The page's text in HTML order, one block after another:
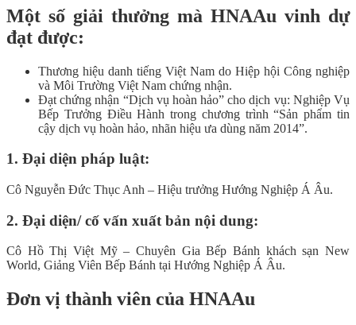
Một số giải thưởng mà HNAAu vinh dự
đạt được:
Thương hiệu danh tiếng Việt Nam do Hiệp hội Công nghiệp
và Môi Trường Việt Nam chứng nhận.
Đạt chứng nhận “Dịch vụ hoàn hảo” cho dịch vụ: Nghiệp Vụ
Bếp Trưởng Điều Hành trong chương trình “Sản phẩm tin
cậy dịch vụ hoàn hảo, nhãn hiệu ưa dùng năm 2014”.
1. Đại diện pháp luật:
Cô Nguyễn Đức Thục Anh – Hiệu trưởng Hướng Nghiệp Á Âu.
2. Đại diện/ cố vấn xuất bản nội dung:
Cô Hồ Thị Việt Mỹ – Chuyên Gia Bếp Bánh khách sạn New
World, Giảng Viên Bếp Bánh tại Hướng Nghiệp Á Âu.
Đơn vị thành viên của HNAAu